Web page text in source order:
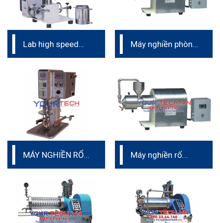
Lab high speed
Máy nghiền phòng
MÁY NGHIỀN RỔ
Máy nghiền rổ